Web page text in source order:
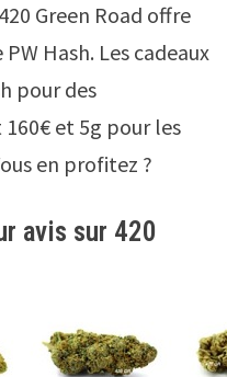
Green Road offre
Hash. Les cadeaux
pour des
et 5g pour les
en profitez ?
avis sur 420